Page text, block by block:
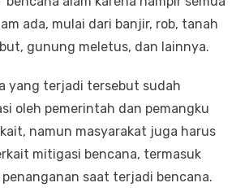
ada, mulai dari banjir, rob, tanah
gunung meletus, dan lainnya.
yang terjadi tersebut sudah
oleh pemerintah dan pemangku
namun masyarakat juga harus
mitigasi bencana, termasuk
penanganan saat terjadi bencana.